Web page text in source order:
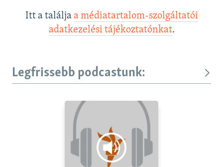
Itt a találja a médiatartalom-szolgáltatói
adatkezelési tájékoztatónkat.
Legfrissebb podcastunk: